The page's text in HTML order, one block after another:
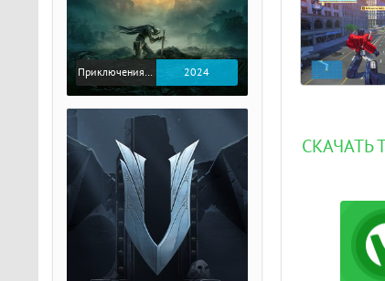
СКАЧАТЬ
Приключения / Экшен / Ролевые 2024